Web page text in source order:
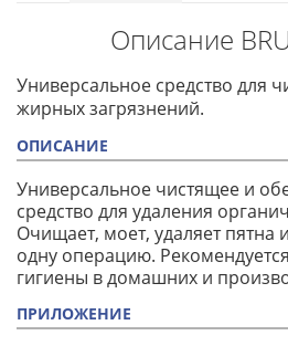
Описание
Универсальное средство для
жирных загрязнений.
ОПИСАНИЕ
Универсальное чистящее и
средство для удаления
Очищает, моет, удаляет пятна
одну операцию.
гигиены в домашних и
ПРИЛОЖЕНИЕ